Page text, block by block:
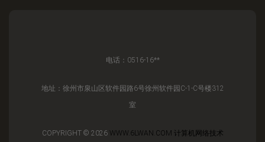
电话：0516-16**
地址：徐州市泉山区软件园路6号徐州软件园C-1-C号楼312
室
COPYRIGHT © 2026 WWW.6LWAN.COM 计算机网络技术